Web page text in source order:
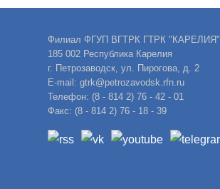
Филиал ФГУП ВГТРК ГТРК "КАРЕЛИЯ"
185 002 Республика Карелия
г. Петрозаводск, ул. Пирогова, д. 2
E-mail: gtrk@petrozavodsk.rfn.ru
Телефон: (8 - 814 2) 76 - 42 - 01
Факс: (8 - 814 2) 76 - 18 - 39